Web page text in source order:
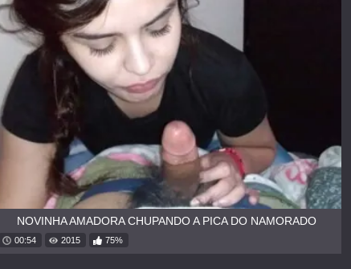
NOVINHA AMADORA CHUPANDO A PICA DO NAMORADO
00:54 2015 75%